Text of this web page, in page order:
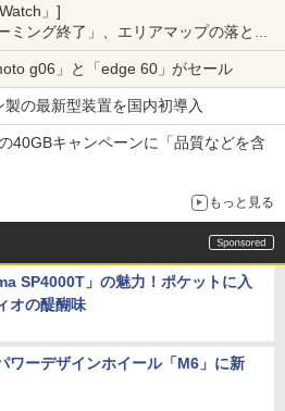
」]
ミング終了」、エリアマップの落とし
g06」と「edge 60」がセール
の最新型装置を国内初導入
40GBキャンペーンに「品質などを含
もっと見る
SP4000T」の魅力！ポケットに入
オの醍醐味
ワーデザインホイール「M6」に新